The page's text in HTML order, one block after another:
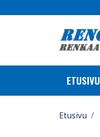
ETUSIVU
Etusivu